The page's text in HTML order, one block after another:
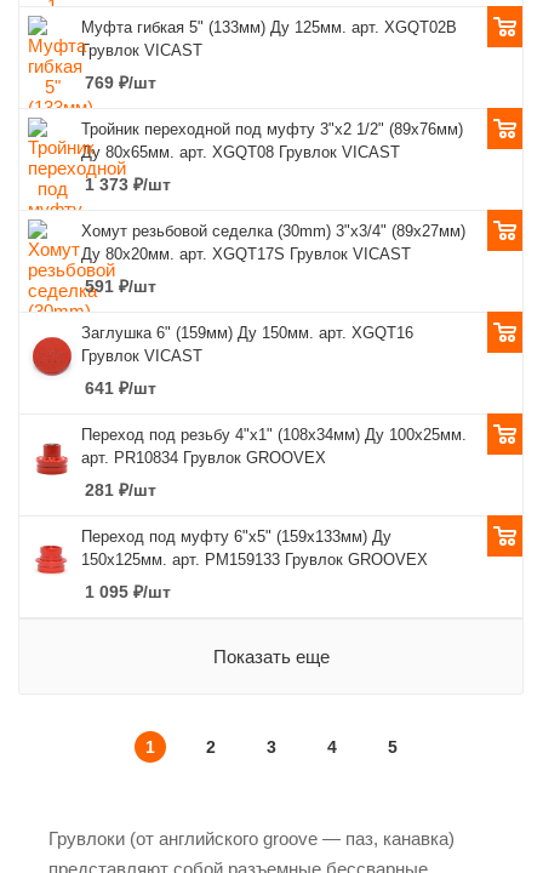
Муфта гибкая 5" (133мм) Ду 125мм. арт. XGQT02B
Грувлок VICAST
769 ₽/шт
Тройник переходной под муфту 3"x2 1/2" (89x76мм)
Ду 80x65мм. арт. XGQT08 Грувлок VICAST
1 373 ₽/шт
Хомут резьбовой седелка (30mm) 3"x3/4" (89x27мм)
Ду 80х20мм. арт. XGQT17S Грувлок VICAST
591 ₽/шт
Заглушка 6" (159мм) Ду 150мм. арт. XGQT16
Грувлок VICAST
641 ₽/шт
Переход под резьбу 4"x1" (108х34мм) Ду 100х25мм.
арт. PR10834 Грувлок GROOVEX
281 ₽/шт
Переход под муфту 6"x5" (159х133мм) Ду
150х125мм. арт. PM159133 Грувлок GROOVEX
1 095 ₽/шт
Показать еще
1 2 3 4 5
Грувлоки (от английского groove — паз, канавка)
представляют собой разъемные бессварные